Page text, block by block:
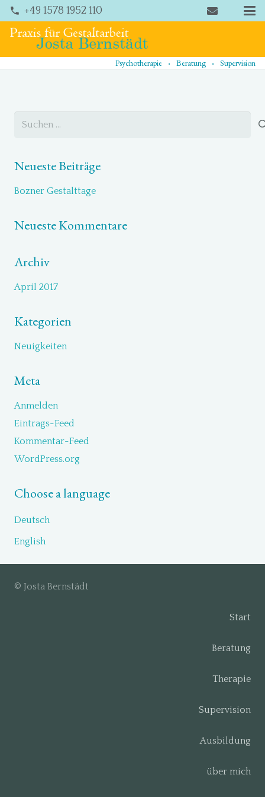
phone +49 1578 1952 110
Psychotherapie . Beratung . Supervision
Suchen
Neueste Beiträge
Bozner Gestalttage
Neueste Kommentare
Archiv
April 2017
Kategorien
Neuigkeiten
Meta
Anmelden
Eintrags-Feed
Kommentar-Feed
WordPress.org
Choose a language
Deutsch
English
© Josta Bernstädt
Start
Beratung
Therapie
Supervision
Ausbildung
über mich